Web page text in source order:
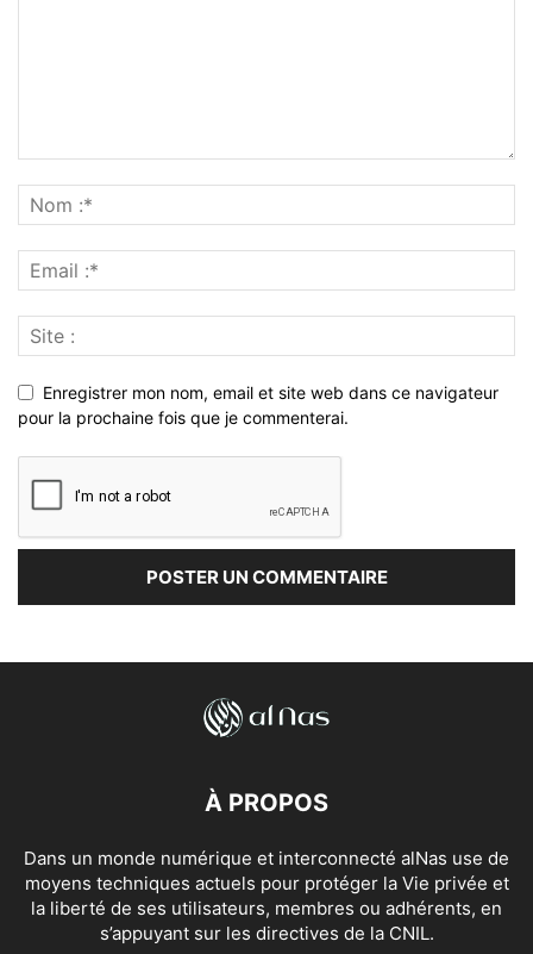
Enregistrer mon nom, email et site web dans ce navigateur
pour la prochaine fois que je commenterai.
À PROPOS
Dans un monde numérique et interconnecté alNas use de
moyens techniques actuels pour protéger la Vie privée et
la liberté de ses utilisateurs, membres ou adhérents, en
s’appuyant sur les directives de la CNIL.